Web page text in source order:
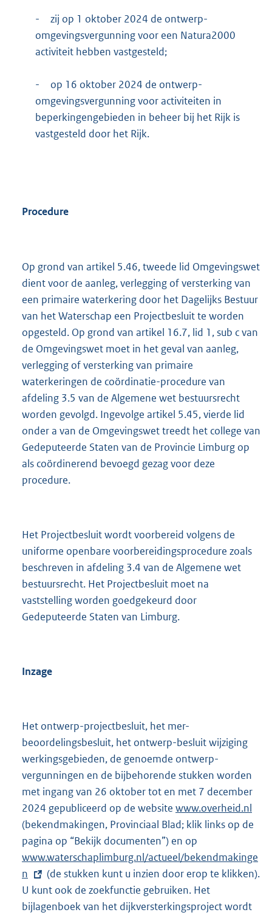
-
zij op 1 oktober 2024 de ontwerp-
omgevingsvergunning voor een Natura2000
activiteit hebben vastgesteld;
-
op 16 oktober 2024 de ontwerp-
omgevingsvergunning voor activiteiten in
beperkingengebieden in beheer bij het Rijk is
vastgesteld door het Rijk.
Procedure
Op grond van artikel 5.46, tweede lid Omgevingswet
dient voor de aanleg, verlegging of versterking van
een primaire waterkering door het Dagelijks Bestuur
van het Waterschap een Projectbesluit te worden
opgesteld. Op grond van artikel 16.7, lid 1, sub c van
de Omgevingswet moet in het geval van aanleg,
verlegging of versterking van primaire
waterkeringen de coördinatie-procedure van
afdeling 3.5 van de Algemene wet bestuursrecht
worden gevolgd. Ingevolge artikel 5.45, vierde lid
onder a van de Omgevingswet treedt het college van
Gedeputeerde Staten van de Provincie Limburg op
als coördinerend bevoegd gezag voor deze
procedure.
Het Projectbesluit wordt voorbereid volgens de
uniforme openbare voorbereidingsprocedure zoals
beschreven in afdeling 3.4 van de Algemene wet
bestuursrecht. Het Projectbesluit moet na
vaststelling worden goedgekeurd door
Gedeputeerde Staten van Limburg.
Inzage
Het ontwerp-projectbesluit, het mer-
beoordelingsbesluit, het ontwerp-besluit wijziging
werkingsgebieden, de genoemde ontwerp-
vergunningen en de bijbehorende stukken worden
met ingang van 26 oktober tot en met 7 december
2024 gepubliceerd op de website www.overheid.nl
(bekendmakingen, Provinciaal Blad; klik links op de
pagina op “Bekijk documenten”) en op
x
t
e
r
www.waterschaplimburg.nl/actueel/bekendmakinge
n
(de stukken kunt u inzien door erop te klikken).
U kunt ook de zoekfunctie gebruiken. Het
bijlagenboek van het dijkversterkingsproject wordt